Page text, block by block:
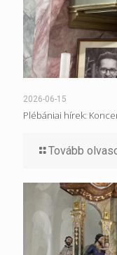
2026-06-15
Plébániai hírek:
Tovább